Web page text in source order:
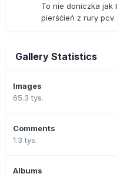
To nie doniczka jak
pierśćień z rury pcv
Gallery Statistics
Images
65.3 tys.
Comments
1.3 tys.
Albums